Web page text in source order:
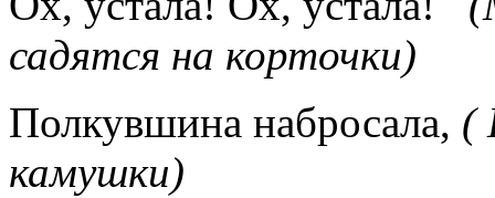
садятся на корточки)
Полкувшина набросала, (
камушки)